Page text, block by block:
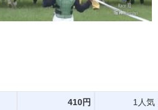
410円 1人気